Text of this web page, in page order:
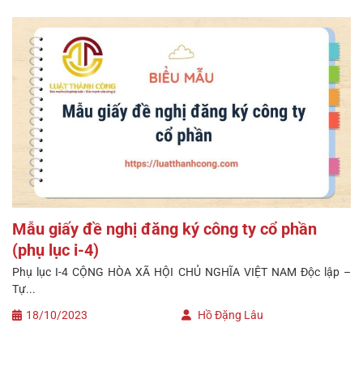
Mẫu giấy đề nghị đăng ký công ty cổ phần
(phụ lục i-4)
Phụ lục I-4 CỘNG HÒA XÃ HỘI CHỦ NGHĨA VIỆT NAM Độc lập –
Tự...
18/10/2023 Hồ Đặng Lâu